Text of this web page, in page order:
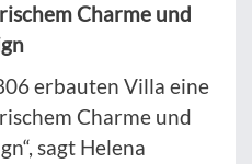
Charme und
erbauten Villa eine
Charme und
sagt Helena